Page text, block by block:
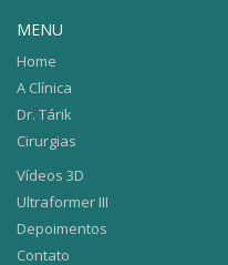
MENU
Home
A Clínica
Dr. Tárik
Cirurgias
Vídeos 3D
Ultraformer III
Depoimentos
Contato